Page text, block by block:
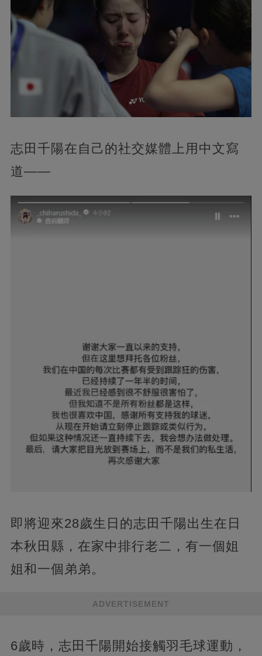
志田千陽在自己的社交媒體上用中文寫
道——
即將迎來28歲生日的志田千陽出生在日
本秋田縣，在家中排行老二，有一個姐
姐和一個弟弟。
ADVERTISEMENT
6歲時，志田千陽開始接觸羽毛球運動，